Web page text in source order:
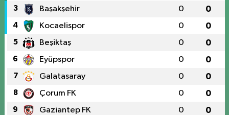
3 Başakşehir 0 0
4 Kocaelispor 0 0
5 Beşiktaş 0 0
6 Eyüpspor 0 0
7 Galatasaray 0 0
8 Çorum FK 0 0
9 Gaziantep FK 0 0